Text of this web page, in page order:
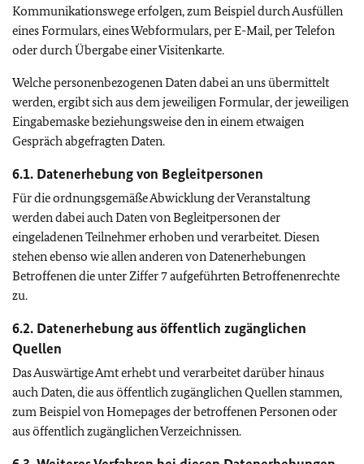
Kommunikationswege erfolgen, zum Beispiel durch Ausfüllen
eines Formulars, eines Webformulars, per E-Mail, per Telefon
oder durch Übergabe einer Visitenkarte.
Welche personenbezogenen Daten dabei an uns übermittelt
werden, ergibt sich aus dem jeweiligen Formular, der jeweiligen
Eingabemaske beziehungsweise den in einem etwaigen
Gespräch abgefragten Daten.
6.1. Datenerhebung von Begleitpersonen
Für die ordnungsgemäße Abwicklung der Veranstaltung
werden dabei auch Daten von Begleitpersonen der
eingeladenen Teilnehmer erhoben und verarbeitet. Diesen
stehen ebenso wie allen anderen von Datenerhebungen
Betroffenen die unter Ziffer 7 aufgeführten Betroffenenrechte
zu.
6.2. Datenerhebung aus öffentlich zugänglichen
Quellen
Das Auswärtige Amt erhebt und verarbeitet darüber hinaus
auch Daten, die aus öffentlich zugänglichen Quellen stammen,
zum Beispiel von Homepages der betroffenen Personen oder
aus öffentlich zugänglichen Verzeichnissen.